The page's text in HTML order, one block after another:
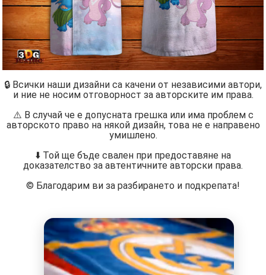
🔒 Всички наши дизайни са качени от независими автори,
и ние не носим отговорност за авторските им права.
⚠️ В случай че е допусната грешка или има проблем с
авторското право на някой дизайн, това не е направено
умишлено.
⬇️ Той ще бъде свален при предоставяне на
доказателство за автентичните авторски права.
©️ Благодарим ви за разбирането и подкрепата!